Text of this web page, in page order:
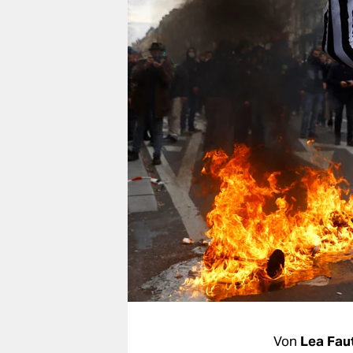
nord
wahrheit
verlag
verlag
veranstaltungen
shop
fragen & hilfe
unterstützen
abo
Von Lea